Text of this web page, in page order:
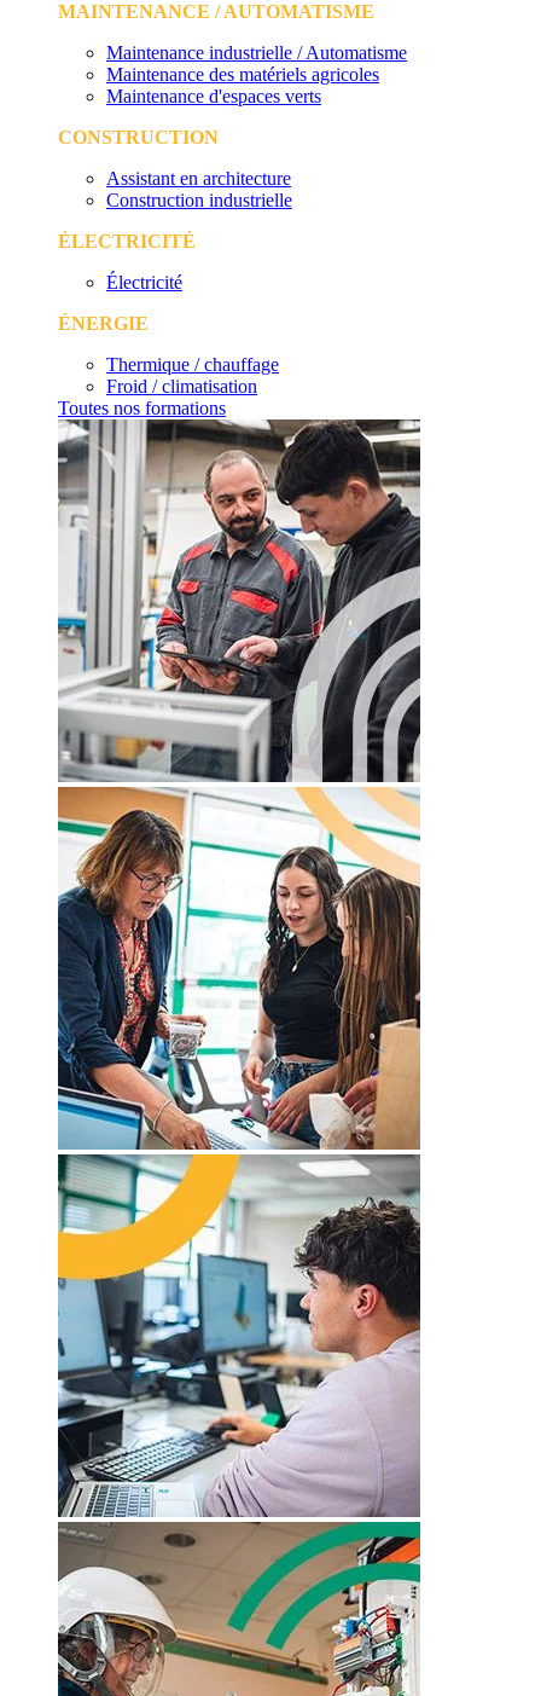
MAINTENANCE / AUTOMATISME
Maintenance industrielle / Automatisme
Maintenance des matériels agricoles
Maintenance d'espaces verts
CONSTRUCTION
Assistant en architecture
Construction industrielle
ÉLECTRICITÉ
Électricité
ÉNERGIE
Thermique / chauffage
Froid / climatisation
Toutes nos formations